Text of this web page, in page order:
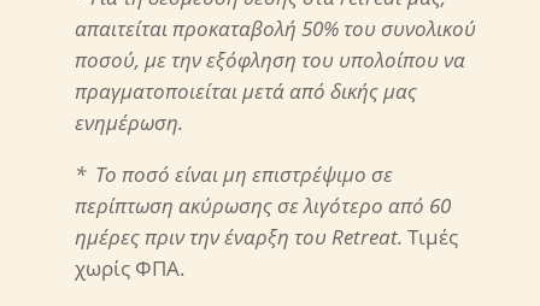
απαιτείται προκαταβολή 50% του συνολικού
ποσού, με την εξόφληση του υπολοίπου να
πραγματοποιείται μετά από δικής μας
ενημέρωση.
* Το ποσό είναι μη επιστρέψιμο σε
περίπτωση ακύρωσης σε λιγότερο από 60
ημέρες πριν την έναρξη του Retreat. Τιμές
χωρίς ΦΠΑ.